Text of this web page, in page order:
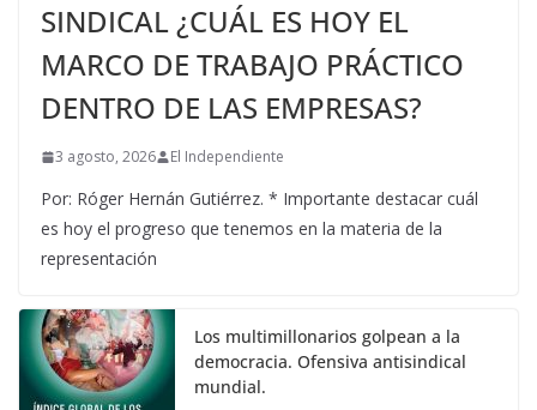
SINDICAL ¿CUÁL ES HOY EL
MARCO DE TRABAJO PRÁCTICO
DENTRO DE LAS EMPRESAS?
3 agosto, 2026 El Independiente
Por: Róger Hernán Gutiérrez. * Importante destacar cuál
es hoy el progreso que tenemos en la materia de la
representación
Los multimillonarios golpean a la
democracia. Ofensiva antisindical
mundial.